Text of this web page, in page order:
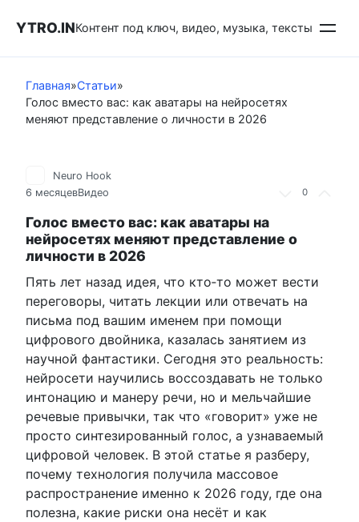
YTRO.INКонтент под ключ, видео, музыка, тексты
Главная»Статьи»
Голос вместо вас: как аватары на нейросетях
меняют представление о личности в 2026
0
Neuro Hook
6 месяцевВидео
Голос вместо вас: как аватары на
нейросетях меняют представление о
личности в 2026
Пять лет назад идея, что кто‑то может вести
переговоры, читать лекции или отвечать на
письма под вашим именем при помощи
цифрового двойника, казалась занятием из
научной фантастики. Сегодня это реальность:
нейросети научились воссоздавать не только
интонацию и манеру речи, но и мельчайшие
речевые привычки, так что «говорит» уже не
просто синтезированный голос, а узнаваемый
цифровой человек. В этой статье я разберу,
почему технология получила массовое
распространение именно к 2026 году, где она
полезна, какие риски она несёт и как